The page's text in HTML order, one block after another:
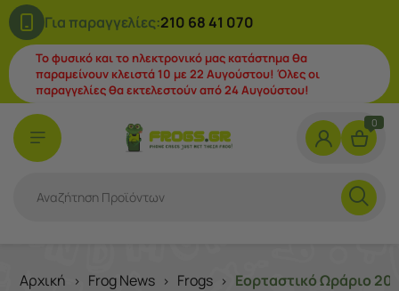
Για παραγγελίες:210 68 41 070
Το φυσικό και το ηλεκτρονικό μας κατάστημα θα
παραμείνουν κλειστά 10 με 22 Αυγούστου! Όλες οι
παραγγελίες θα εκτελεστούν από 24 Αυγούστου!
0
Αρχική > Frog News > Frogs > Εορταστικό Ωράριο